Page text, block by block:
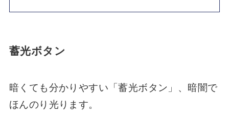
蓄光ボタン
暗くても分かりやすい「蓄光ボタン」、暗闇で
ほんのり光ります。